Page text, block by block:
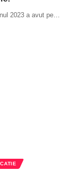
2023 a avut pe…